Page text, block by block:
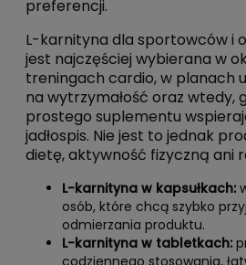
preferencji.
L-karnityna dla sportowców i
jest najczęściej wybierana w
treningach cardio, w planach
na wytrzymałość oraz wtedy,
prostego suplementu
jadłospis. Nie jest to jednak
dietę, aktywność fizyczną ani
L-karnityna w kapsułkach:
osób, które chcą szybko
odmierzania produktu.
L-karnityna w tabletkach:
codziennego stosowania,